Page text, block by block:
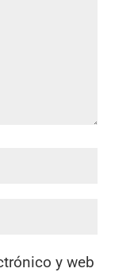
y web